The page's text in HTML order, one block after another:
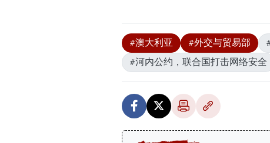
#澳大利亚 #外交与贸易部
#河内公约，联合国打击网络安全